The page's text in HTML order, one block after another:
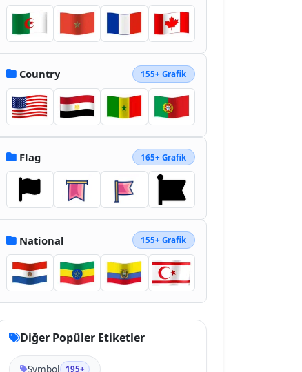
Country 155+ Grafik
Flag 165+ Grafik
National 155+ Grafik
Diğer Popüler Etiketler
Symbol 195+